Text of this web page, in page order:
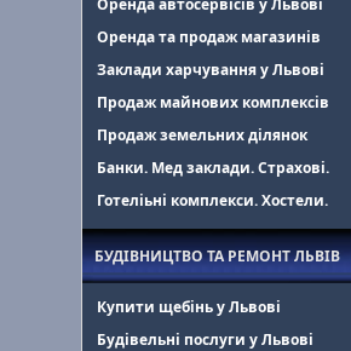
Оренда та продаж магазинів
Заклади харчування у Львові
Продаж майнових комплексів
Продаж земельних ділянок
Банки. Мед заклади. Страхові.
Готеліьні комплекси. Хостели.
БУДІВНИЦТВО ТА РЕМОНТ ЛЬВІВ
Купити щебінь у Львові
Будівельні послуги у Львові